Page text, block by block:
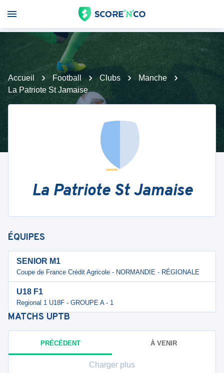
Accueil Football Clubs
Manche
La Patriote St Jamaise
La Patriote St Jamaise
ÉQUIPES
SENIOR M1
Coupe de France Crédit Agricole - NORMANDIE - RÉGIONALE
U18 F1
Regional 1 U18F - GROUPE A - 1
MATCHS UPTB
PRÉCÉDENT À VENIR
Charger plus